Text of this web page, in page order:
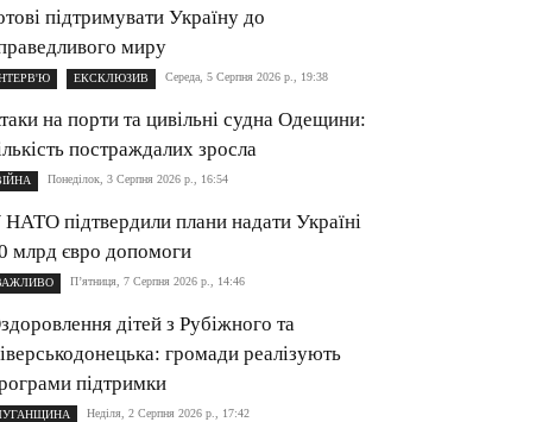
підтримувати Україну до
миру
ЕКСКЛЮЗИВ Середа, 5 Серпня 2026 р., 19:38
на порти та цивільні судна Одещини:
постраждалих зросла
Понеділок, 3 Серпня 2026 р., 16:54
підтвердили плани надати Україні
млрд євро допомоги
П’ятниця, 7 Серпня 2026 р., 14:46
дітей з Рубіжного та
громади реалізують
підтримки
Неділя, 2 Серпня 2026 р., 17:42